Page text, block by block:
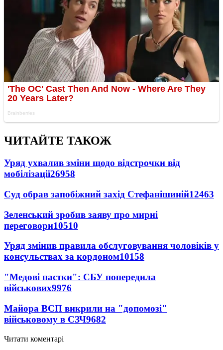
ЧИТАЙТЕ ТАКОЖ
Уряд ухвалив зміни щодо відстрочки від
мобілізації26958
Суд обрав запобіжний захід Стефанішиній12463
Зеленський зробив заяву про мирні
переговори10510
Уряд змінив правила обслуговування чоловіків у
консульствах за кордоном10158
"Медові пастки": СБУ попередила
військових9976
Майора ВСП викрили на "допомозі"
військовому в СЗЧ9682
Читати коментарі